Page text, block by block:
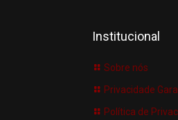
Institucional
Sobre nós
Privacidade
Política de